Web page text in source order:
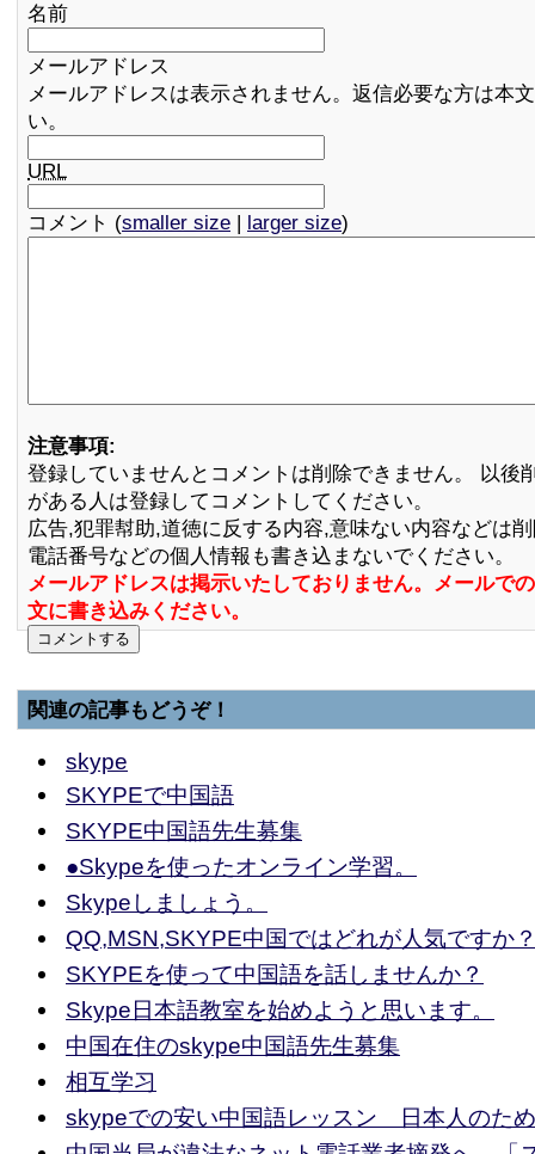
名前
メールアドレス
メールアドレスは表示されません。返信必要な方は本
い。
URL
コメント (smaller size | larger size)
注意事項:
登録していませんとコメントは削除できません。 以後
がある人は登録してコメントしてください。
広告,犯罪幇助,道徳に反する内容,意味ない内容などは
電話番号などの個人情報も書き込まないでください。
メールアドレスは掲示いたしておりません。メールで
文に書き込みください。
関連の記事もどうぞ！
skype
SKYPEで中国語
SKYPE中国語先生募集
●Skypeを使ったオンライン学習。
Skypeしましょう。
QQ,MSN,SKYPE中国ではどれが人気ですか
SKYPEを使って中国語を話しませんか？
Skype日本語教室を始めようと思います。
中国在住のskype中国語先生募集
相互学习
skypeでの安い中国語レッスン 日本人のた